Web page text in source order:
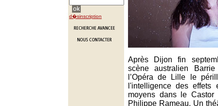
d�sinscription
Après Dijon fin
scène australien
l’Opéra de Lille le
l'intelligence des
moyens dans le
Philippe Rameau. Un